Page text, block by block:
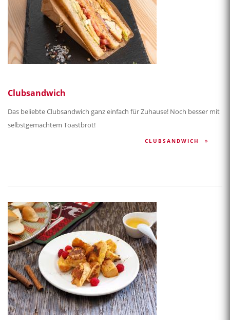
Clubsandwich
Das beliebte Clubsandwich ganz einfach für Zuhause! Noch besser mit
selbstgemachtem Toastbrot!
CLUBSANDWICH